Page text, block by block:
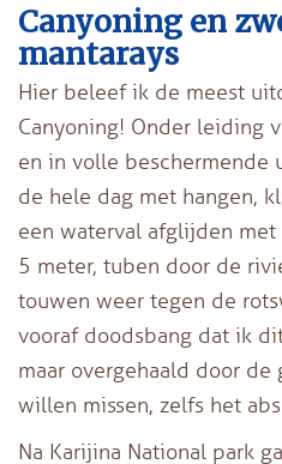
Canyoning en
mantarays
Hier beleef ik de meest
Canyoning! Onder leiding
en in volle beschermende
de hele dag met hangen,
een waterval afglijden met
5 meter, tuben door de
touwen weer tegen de
vooraf doodsbang dat ik
maar overgehaald door
willen missen, zelfs het
Na Karijina National park